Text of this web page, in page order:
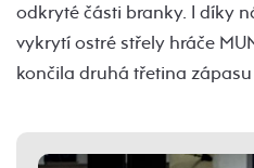
odkryté části branky. I díky
vykrytí ostré střely hráče
končila druhá třetina zápasu